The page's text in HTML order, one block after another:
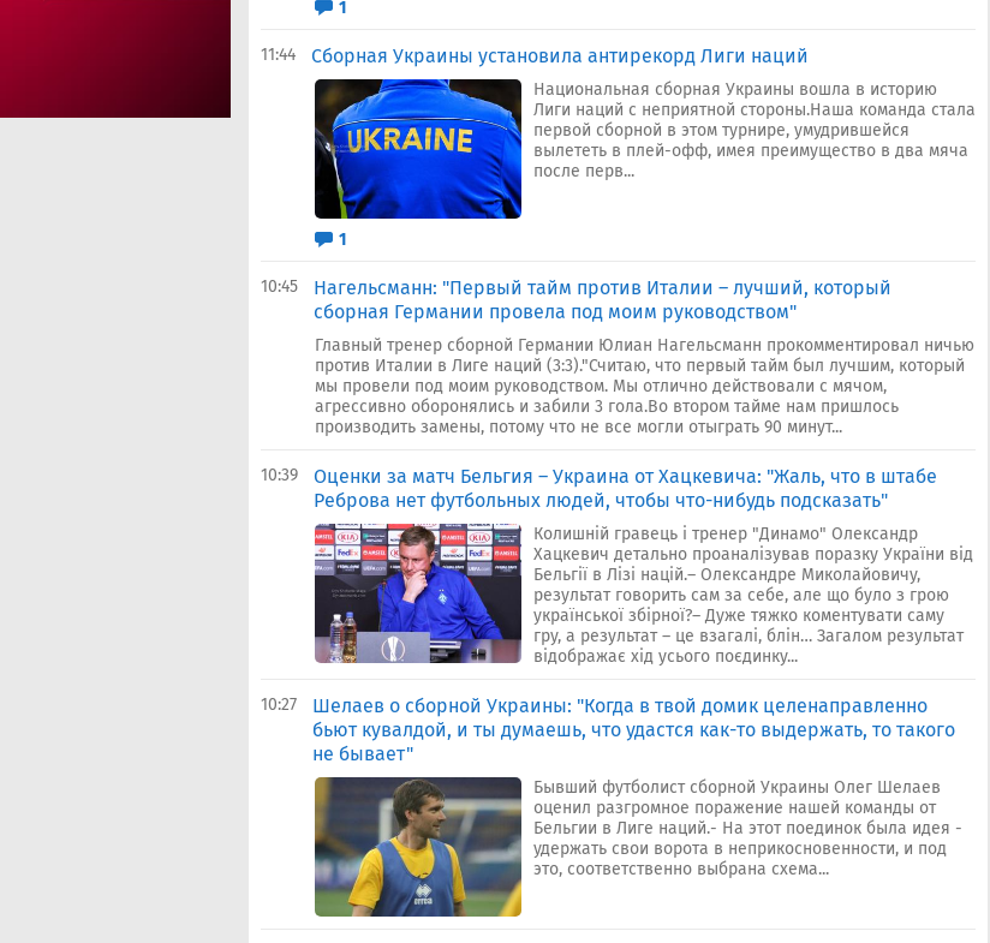
1
11:44 Сборная Украины установила антирекорд Лиги наций
Национальная сборная Украины вошла в историю
Лиги наций с неприятной стороны.Наша команда стала
первой сборной в этом турнире, умудрившейся
вылететь в плей-офф, имея преимущество в два мяча
после перв...
1
10:45
Нагельсманн: "Первый тайм против Италии – лучший, который
сборная Германии провела под моим руководством"
Главный тренер сборной Германии Юлиан Нагельсманн прокомментировал ничью
против Италии в Лиге наций (3:3)."Считаю, что первый тайм был лучшим, который
мы провели под моим руководством. Мы отлично действовали с мячом,
агрессивно оборонялись и забили 3 гола.Во втором тайме нам пришлось
производить замены, потому что не все могли отыграть 90 минут...
10:39
Оценки за матч Бельгия – Украина от Хацкевича: "Жаль, что в штабе
Реброва нет футбольных людей, чтобы что-нибудь подсказать"
Колишній гравець і тренер "Динамо" Олександр
Хацкевич детально проаналізував поразку України від
Бельгії в Лізі націй.– Олександре Миколайовичу,
результат говорить сам за себе, але що було з грою
української збірної?– Дуже тяжко коментувати саму
гру, а результат – це взагалі, блін… Загалом результат
відображає хід усього поєдинку...
10:27
Шелаев о сборной Украины: "Когда в твой домик целенаправленно
бьют кувалдой, и ты думаешь, что удастся как-то выдержать, то такого
не бывает"
Бывший футболист сборной Украины Олег Шелаев
оценил разгромное поражение нашей команды от
Бельгии в Лиге наций.- На этот поединок была идея -
удержать свои ворота в неприкосновенности, и под
это, соответственно выбрана схема...